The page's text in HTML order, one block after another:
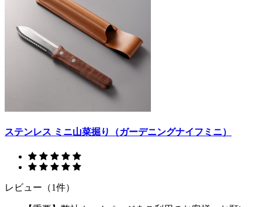
ステンレス ミニ山菜掘り（ガーデニングナイフミニ）
レビュー（1件）